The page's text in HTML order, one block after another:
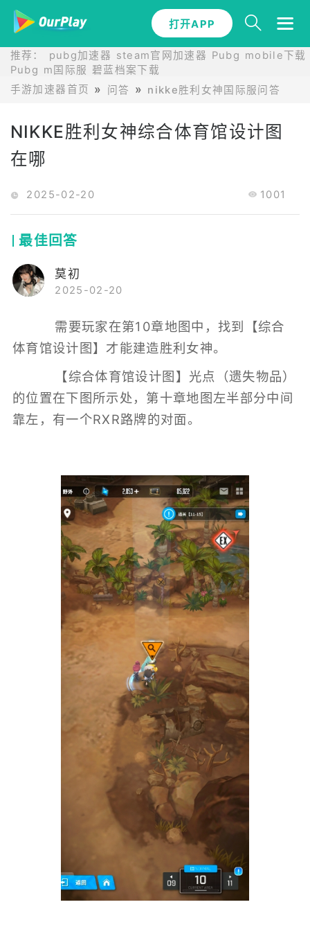
打开APP
推荐： pubg加速器 steam官网加速器 Pubg mobile下载
Pubg m国际服 碧蓝档案下载
手游加速器首页
问答 nikke胜利女神国际服问答
NIKKE胜利女神综合体育馆设计图
在哪
2025-02-20 1001
最佳回答
莫初
2025-02-20
需要玩家在第10章地图中，找到【综合
体育馆设计图】才能建造胜利女神。
【综合体育馆设计图】光点（遗失物品）
的位置在下图所示处，第十章地图左半部分中间
靠左，有一个RXR路牌的对面。